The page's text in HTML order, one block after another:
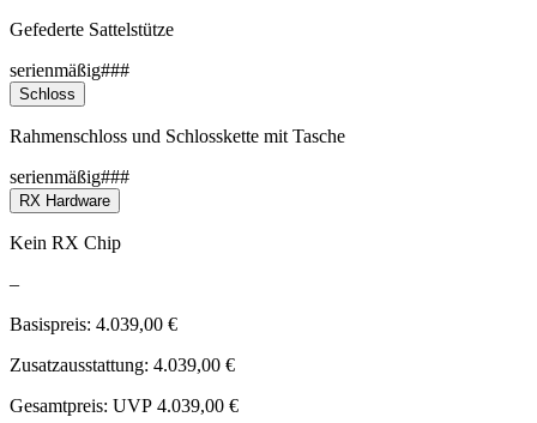
Gefederte Sattelstütze
serienmäßig###
Schloss
Rahmenschloss und Schlosskette mit Tasche
serienmäßig###
RX Hardware
Kein RX Chip
–
Basispreis: 4.039,00 €
Zusatzausstattung: 4.039,00 €
Gesamtpreis: UVP 4.039,00 €